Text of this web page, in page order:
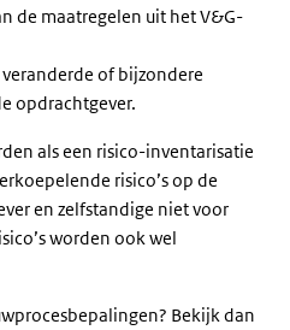
de maatregelen uit het V&G-
of bijzondere
opdrachtgever.
als een risico-inventarisatie
risico’s op de
en zelfstandige niet voor
worden ook wel
Bekijk dan